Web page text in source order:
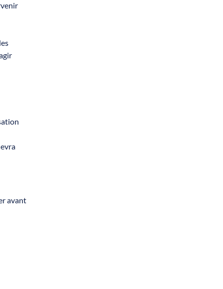
avant